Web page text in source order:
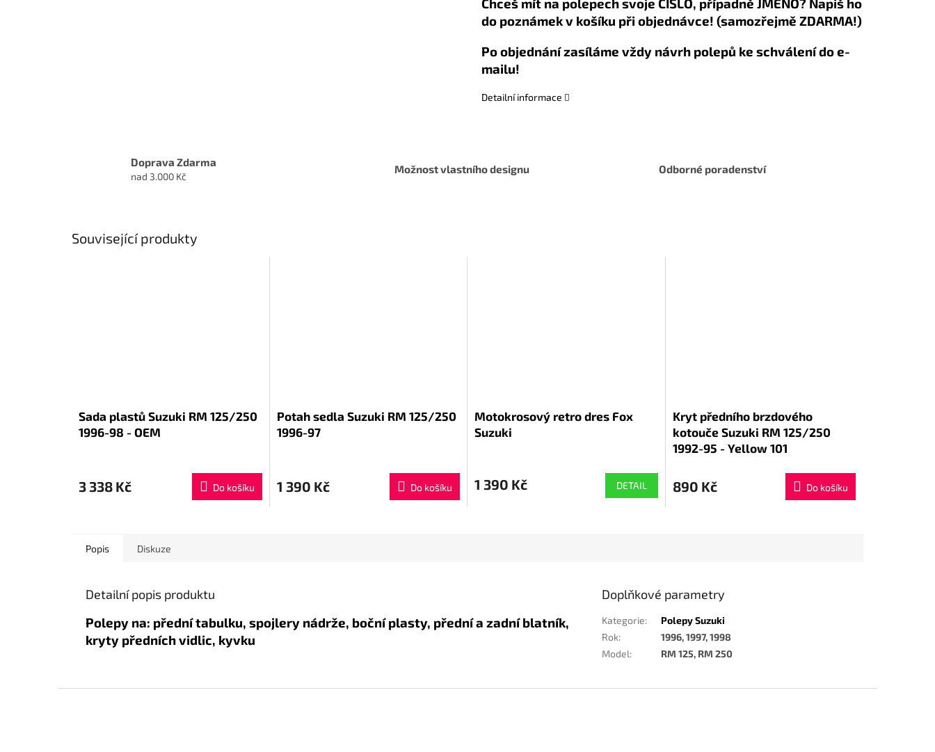
do poznámek v košíku při objednávce! (samozřejmě ZDARMA!)
Po objednání zasíláme vždy návrh polepů ke schválení do e-
mailu!
Detailní informace
Doprava Zdarma
nad 3.000 Kč
Možnost vlastního designu Odborné poradenství
Související produkty
Sada plastů Suzuki RM 125/250
1996-98 - OEM
3 338 Kč Do košíku
Potah sedla Suzuki RM 125/250
1996-97
1 390 Kč Do košíku
Motokrosový retro dres Fox
Suzuki
1 390 Kč DETAIL
Kryt předního brzdového
kotouče Suzuki RM 125/250
1992-95 - Yellow 101
890 Kč Do košíku
Popis Diskuze
Detailní popis produktu
Polepy na: přední tabulku, spojlery nádrže, boční plasty, přední a zadní blatník,
kryty předních vidlic, kyvku
Doplňkové parametry
Kategorie:
Polepy Suzuki
Rok:
1996, 1997, 1998
Model: RM 125, RM 250